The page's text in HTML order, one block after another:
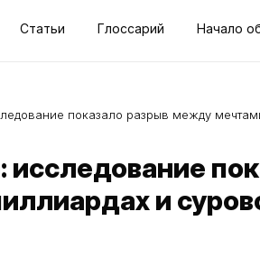
Статьи Глоссарий Начало
показало разрыв между
исследование
и